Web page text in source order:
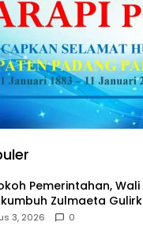
Pemerintahan,
Zulmaeta
3, 2026 0